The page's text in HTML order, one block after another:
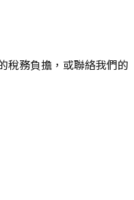
稅務負擔，或聯絡我們的